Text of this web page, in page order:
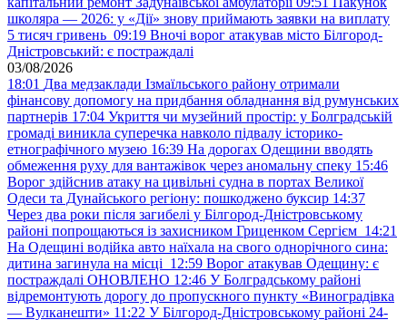
школяра — 2026: у «Дії» знову приймають заявки на виплату
5 тисяч гривень 09:19 Вночі ворог атакував місто Білгород-
Дністровський: є постраждалі
03/08/2026
18:01 Два медзаклади Ізмаїльського району отримали
фінансову допомогу на придбання обладнання від румунських
партнерів 17:04 Укриття чи музейний простір: у Болградській
громаді виникла суперечка навколо підвалу історико-
етнографічного музею 16:39 На дорогах Одещини вводять
обмеження руху для вантажівок через аномальну спеку 15:46
Ворог здійснив атаку на цивільні судна в портах Великої
Одеси та Дунайського регіону: пошкоджено буксир 14:37
Через два роки після загибелі у Білгород-Дністровському
районі попрощаються із захисником Гриценком Сергієм 14:21
На Одещині водійка авто наїхала на свого однорічного сина:
дитина загинула на місці 12:59 Ворог атакував Одещину: є
постраждалі ОНОВЛЕНО 12:46 У Болградському районі
відремонтують дорогу до пропускного пункту «Виноградівка
— Вулканешти» 11:22 У Білгород-Дністровському районі 24-